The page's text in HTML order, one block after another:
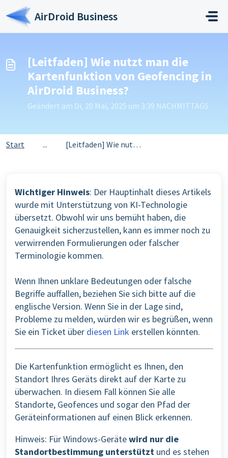
Zum hauptsächlichen Inhalt gehen
AirDroid Business
[Leitfaden] Wie nutzt man die
Kartenfunktion von Geofencing in
AirDroid Business?
Geändert am Di, 20 Mai, 2025 um 3:39 NACHMITTAGS
Start ... [Leitfaden] Wie nutzt man die Kartenfunktion von Geofenci...
Wichtiger Hinweis: Der Hauptinhalt dieses Artikels
wurde mit Unterstützung von KI-Technologie
übersetzt. Obwohl wir uns bemüht haben, die
Genauigkeit sicherzustellen, kann es immer noch zu
verwirrenden Formulierungen oder falscher
Terminologie kommen.
Wenn Ihnen unklare Bedeutungen oder falsche
Begriffe auffallen, beziehen Sie sich bitte auf die
englische Version. Wenn Sie in der Lage sind,
Probleme zu melden, würden wir es begrüßen, wenn
Sie ein Ticket über diesen Link erstellen könnten.
Die Kartenfunktion ermöglicht es Ihnen, den
Standort Ihres Geräts direkt auf der Karte zu
überwachen. In diesem Fall können Sie alle
Standorte, Geofences und sogar den Pfad der
Geräteinformationen auf einen Blick erkennen.
Hinweis: Für Windows-Gerätewird nur die
Standortbestimmung unterstützt und es stehen